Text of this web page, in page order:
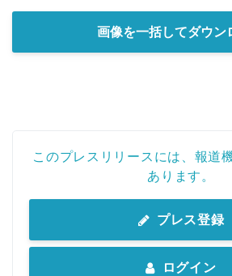
画像を一括してダウン
このプレスリリースには、報道
あります。
プレス登録
ログイン